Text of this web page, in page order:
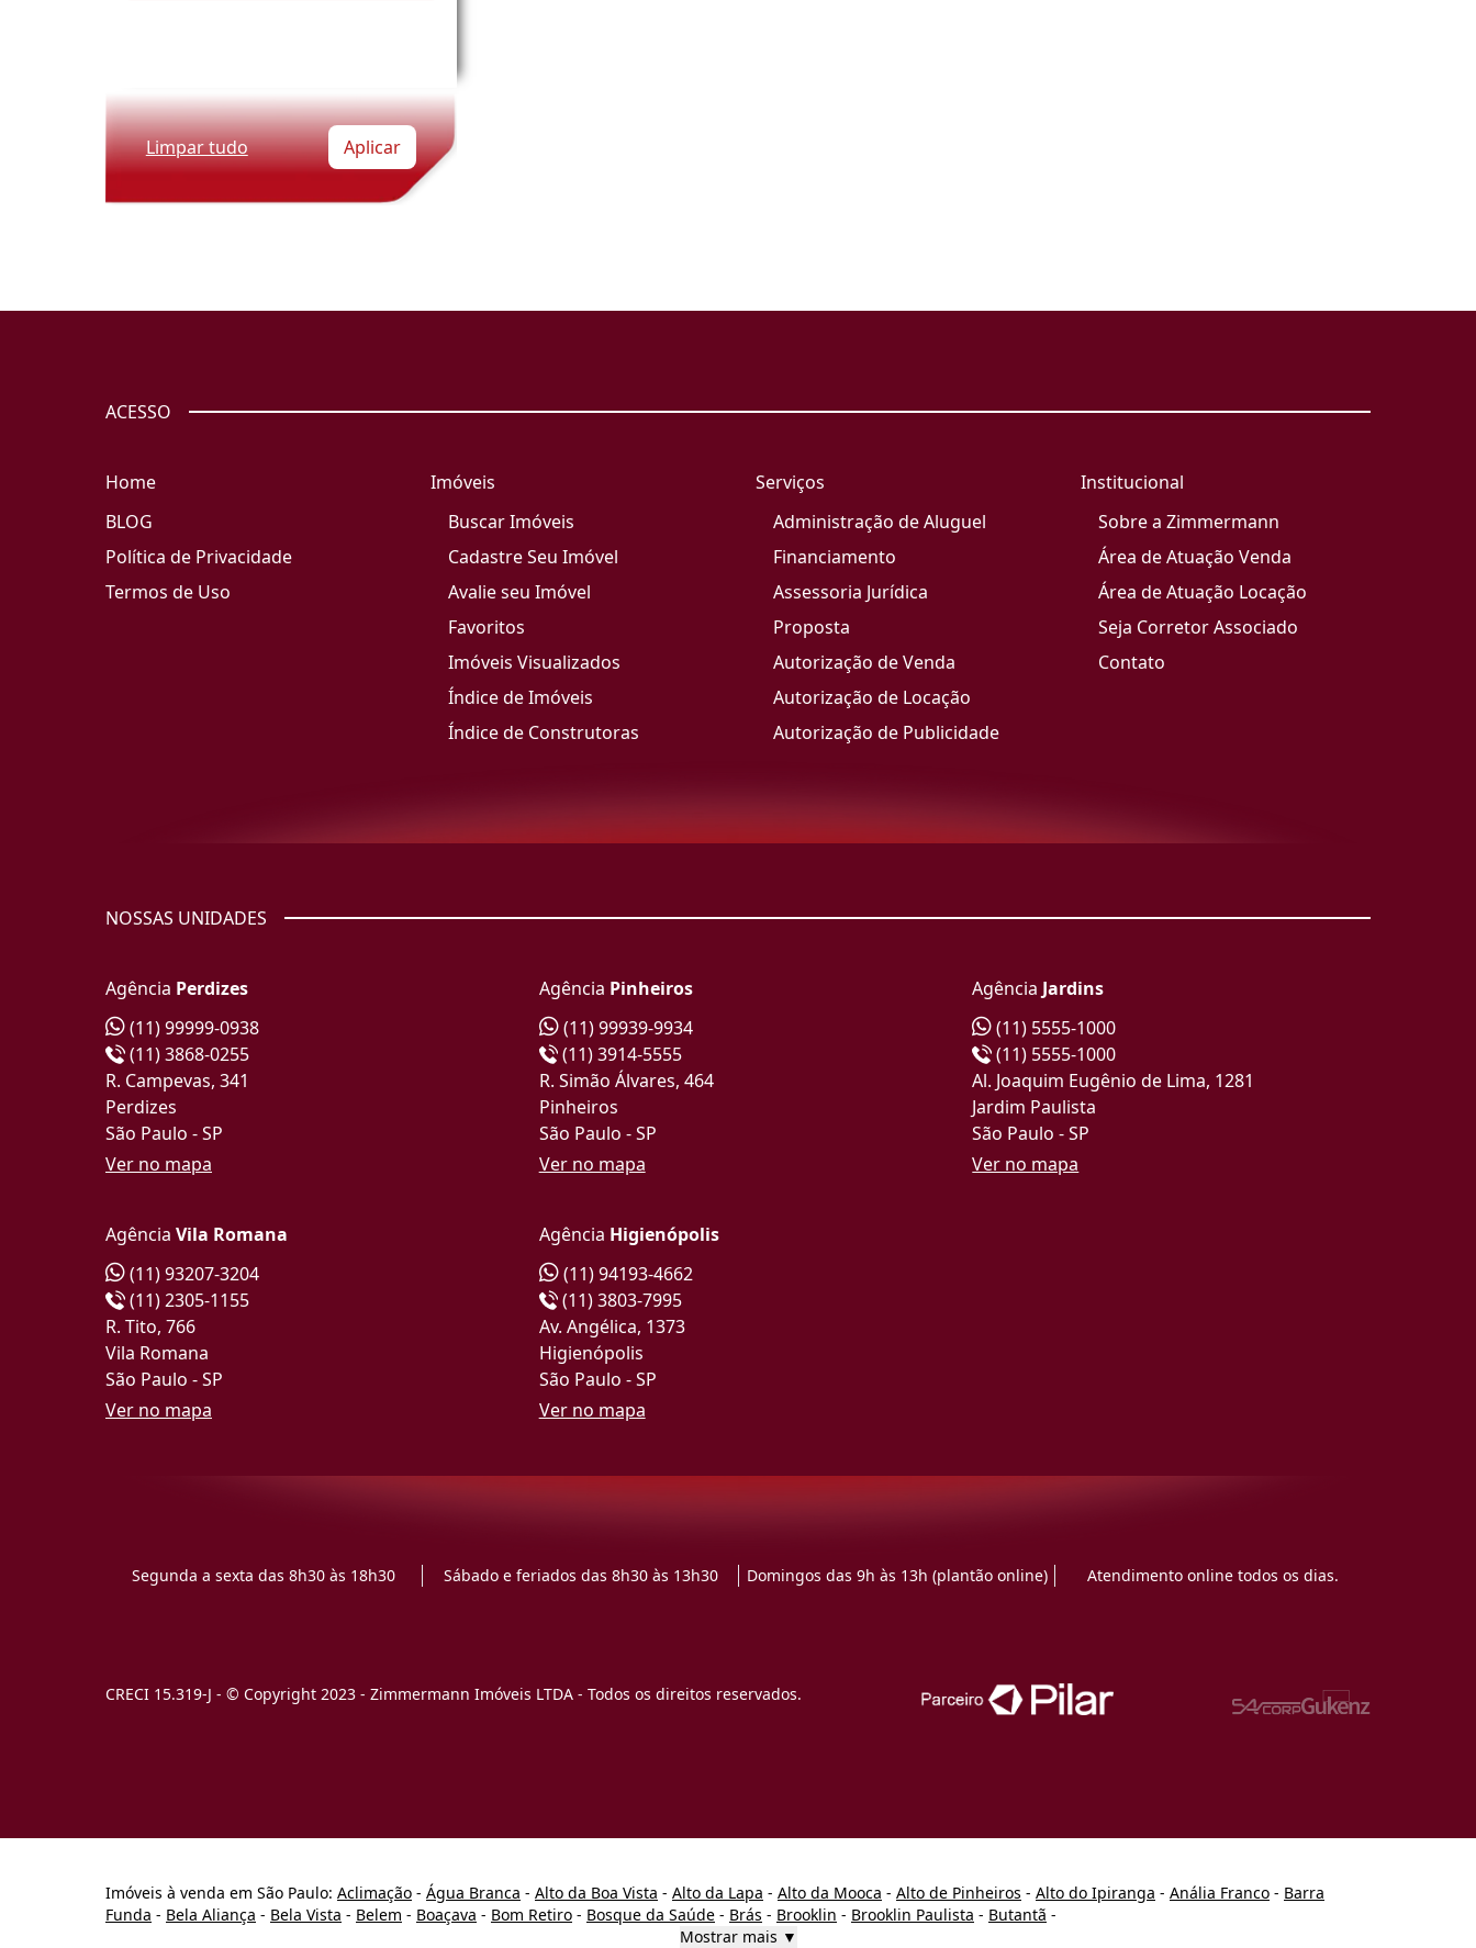
Limpar tudo Aplicar
ACESSO
Home
BLOG
Política de Privacidade
Termos de Uso
Imóveis
Buscar Imóveis
Cadastre Seu Imóvel
Avalie seu Imóvel
Favoritos
Imóveis Visualizados
Índice de Imóveis
Índice de Construtoras
Serviços
Administração de Aluguel
Financiamento
Assessoria Jurídica
Proposta
Autorização de Venda
Autorização de Locação
Autorização de Publicidade
Institucional
Sobre a Zimmermann
Área de Atuação Venda
Área de Atuação Locação
Seja Corretor Associado
Contato
NOSSAS UNIDADES
Agência Perdizes
(11) 99999-0938
(11) 3868-0255
R. Campevas, 341
Perdizes
São Paulo - SP
Ver no mapa
Agência Pinheiros
(11) 99939-9934
(11) 3914-5555
R. Simão Álvares, 464
Pinheiros
São Paulo - SP
Ver no mapa
Agência Jardins
(11) 5555-1000
(11) 5555-1000
Al. Joaquim Eugênio de Lima, 1281
Jardim Paulista
São Paulo - SP
Ver no mapa
Agência Vila Romana
(11) 93207-3204
(11) 2305-1155
R. Tito, 766
Vila Romana
São Paulo - SP
Ver no mapa
Agência Higienópolis
(11) 94193-4662
(11) 3803-7995
Av. Angélica, 1373
Higienópolis
São Paulo - SP
Ver no mapa
Segunda a sexta das 8h30 às 18h30 Sábado e feriados das 8h30 às 13h30 Domingos das 9h às 13h (plantão online) Atendimento online todos os dias.
CRECI 15.319-J - © Copyright 2023 - Zimmermann Imóveis LTDA - Todos os direitos reservados.
Imóveis à venda em São Paulo: Aclimação - Água Branca - Alto da Boa Vista - Alto da Lapa - Alto da Mooca - Alto de Pinheiros - Alto do Ipiranga - Anália Franco - Barra
Funda - Bela Aliança - Bela Vista - Belem - Boaçava - Bom Retiro - Bosque da Saúde - Brás - Brooklin - Brooklin Paulista - Butantã -
Mostrar mais ▼